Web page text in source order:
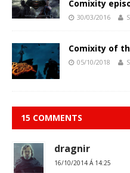
Comixity
30/03/2016
Comixity of
05/10/2018
15 COMMENTS
dragnir
16/10/2014 Á 14:25